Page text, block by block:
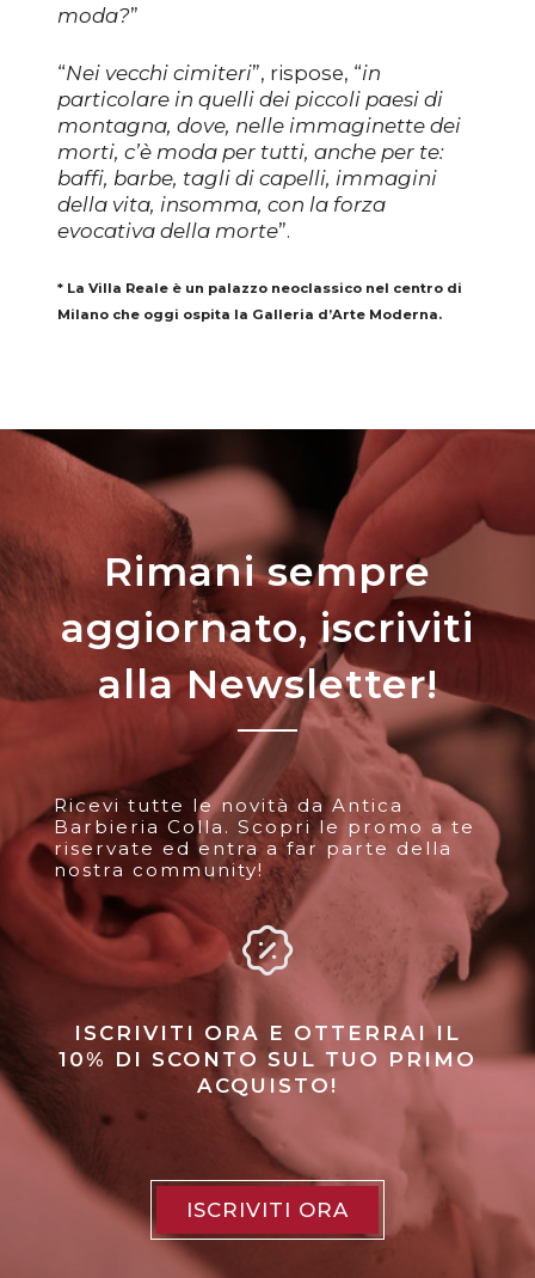
moda?”
“Nei vecchi cimiteri”, rispose, “in
particolare in quelli dei piccoli paesi di
montagna, dove, nelle immaginette dei
morti, c’è moda per tutti, anche per te:
baffi, barbe, tagli di capelli, immagini
della vita, insomma, con la forza
evocativa della morte”.
* La Villa Reale è un palazzo neoclassico nel centro di
Milano che oggi ospita la Galleria d’Arte Moderna.
Rimani sempre
aggiornato, iscriviti
alla Newsletter!
Ricevi tutte le novità da Antica
Barbieria Colla. Scopri le promo a te
riservate ed entra a far parte della
nostra community!
ISCRIVITI ORA E OTTERRAI IL
10% DI SCONTO SUL TUO PRIMO
ACQUISTO!
ISCRIVITI ORA